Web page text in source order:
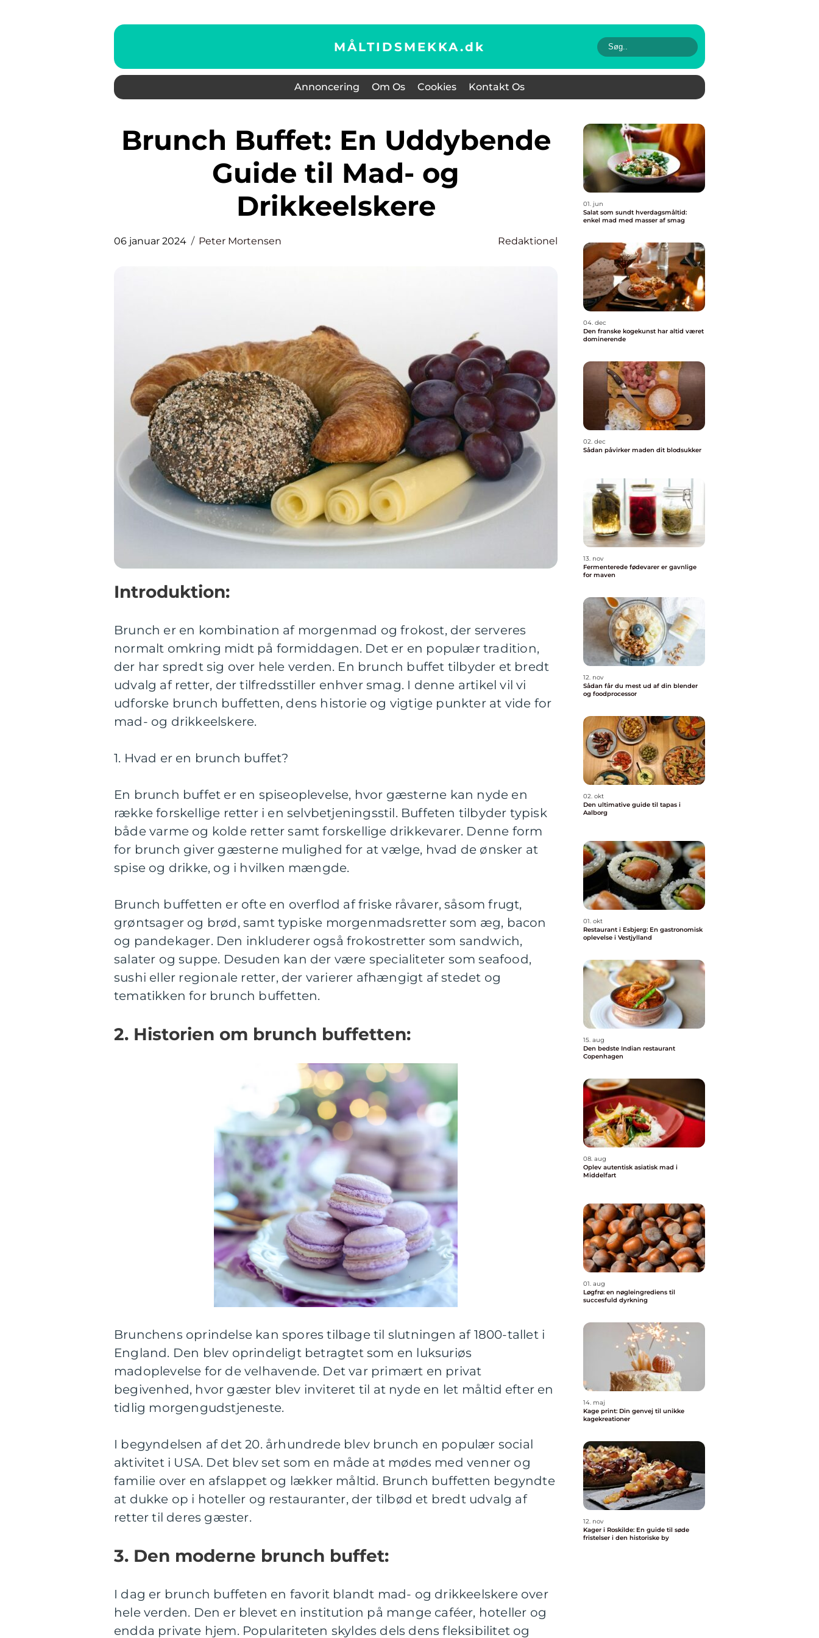
MÅLTIDSMEKKA.dk
Annoncering Om Os Cookies Kontakt Os
Brunch Buffet: En Uddybende
Guide til Mad- og
Drikkeelskere
06 januar 2024 Peter Mortensen Redaktionel
Introduktion:
Brunch er en kombination af morgenmad og frokost, der serveres
normalt omkring midt på formiddagen. Det er en populær tradition,
der har spredt sig over hele verden. En brunch buffet tilbyder et bredt
udvalg af retter, der tilfredsstiller enhver smag. I denne artikel vil vi
udforske brunch buffetten, dens historie og vigtige punkter at vide for
mad- og drikkeelskere.
1. Hvad er en brunch buffet?
En brunch buffet er en spiseoplevelse, hvor gæsterne kan nyde en
række forskellige retter i en selvbetjeningsstil. Buffeten tilbyder typisk
både varme og kolde retter samt forskellige drikkevarer. Denne form
for brunch giver gæsterne mulighed for at vælge, hvad de ønsker at
spise og drikke, og i hvilken mængde.
Brunch buffetten er ofte en overflod af friske råvarer, såsom frugt,
grøntsager og brød, samt typiske morgenmadsretter som æg, bacon
og pandekager. Den inkluderer også frokostretter som sandwich,
salater og suppe. Desuden kan der være specialiteter som seafood,
sushi eller regionale retter, der varierer afhængigt af stedet og
tematikken for brunch buffetten.
2. Historien om brunch buffetten:
Brunchens oprindelse kan spores tilbage til slutningen af 1800-tallet i
England. Den blev oprindeligt betragtet som en luksuriøs
madoplevelse for de velhavende. Det var primært en privat
begivenhed, hvor gæster blev inviteret til at nyde en let måltid efter en
tidlig morgengudstjeneste.
I begyndelsen af det 20. århundrede blev brunch en populær social
aktivitet i USA. Det blev set som en måde at mødes med venner og
familie over en afslappet og lækker måltid. Brunch buffetten begyndte
at dukke op i hoteller og restauranter, der tilbød et bredt udvalg af
retter til deres gæster.
3. Den moderne brunch buffet:
I dag er brunch buffeten en favorit blandt mad- og drikkeelskere over
hele verden. Den er blevet en institution på mange caféer, hoteller og
endda private hjem. Populariteten skyldes dels dens fleksibilitet og
01. jun
Salat som sundt hverdagsmåltid:
enkel mad med masser af smag
04. dec
Den franske kogekunst har altid været
dominerende
02. dec
Sådan påvirker maden dit blodsukker
13. nov
Fermenterede fødevarer er gavnlige
for maven
12. nov
Sådan får du mest ud af din blender
og foodprocessor
02. okt
Den ultimative guide til tapas i
Aalborg
01. okt
Restaurant i Esbjerg: En gastronomisk
oplevelse i Vestjylland
15. aug
Den bedste Indian restaurant
Copenhagen
08. aug
Oplev autentisk asiatisk mad i
Middelfart
01. aug
Løgfrø: en nøgleingrediens til
succesfuld dyrkning
14. maj
Kage print: Din genvej til unikke
kagekreationer
12. nov
Kager i Roskilde: En guide til søde
fristelser i den historiske by